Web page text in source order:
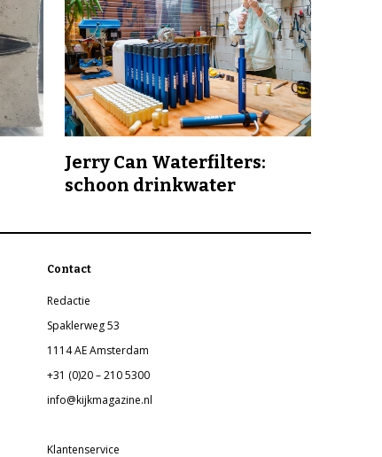
Jerry Can Waterfilters:
schoon drinkwater
Contact
Redactie
Spaklerweg 53
1114 AE Amsterdam
+31 (0)20 – 210 5300
info@kijkmagazine.nl
Klantenservice